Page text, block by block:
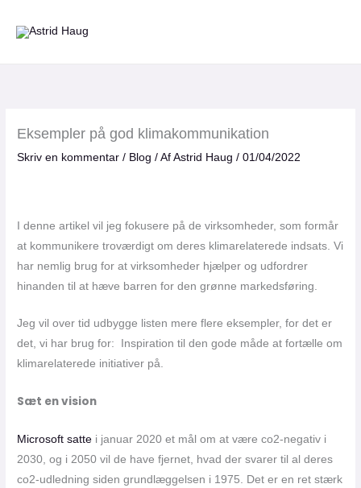
Eksempler på god klimakommunikation
Skriv en kommentar / Blog / AfAstrid Haug/01/04/2022
I denne artikel vil jeg fokusere på de virksomheder, som formår
at kommunikere troværdigt om deres klimarelaterede indsats. Vi
har nemlig brug for at virksomheder hjælper og udfordrer
hinanden til at hæve barren for den grønne markedsføring.
Jeg vil over tid udbygge listen mere flere eksempler, for det er
det, vi har brug for: Inspiration til den gode måde at fortælle om
klimarelaterede initiativer på.
Sæt en vision
Microsoft satte i januar 2020 et mål om at være co2-negativ i
2030, og i 2050 vil de have fjernet, hvad der svarer til al deres
co2-udledning siden grundlæggelsen i 1975. Det er en ret stærk